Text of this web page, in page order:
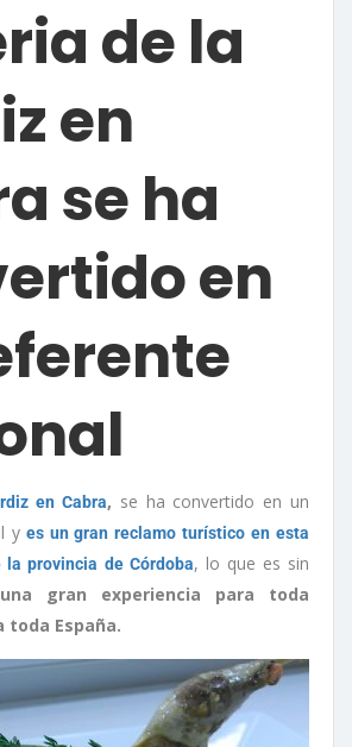
de la
en
se ha
en
en Cabra, se ha convertido en un
yes un gran reclamo turístico en esta
provincia de Córdoba, lo que es sin
gran experiencia para toda
toda España.